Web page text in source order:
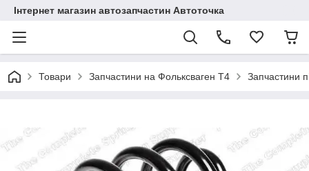
Інтернет магазин автозапчастин Автоточка
Товари Запчастини на Фольксваген Т4 Запчастини